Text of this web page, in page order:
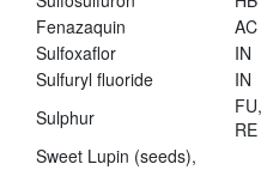
Fenazaquin
AC
Sulfoxaflor
IN
Sulfuryl fluoride
IN
Sulphur
FU,
RE
Sweet Lupin (seeds),